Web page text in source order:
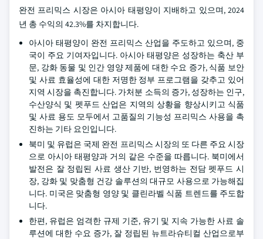
완전 프리믹스 시장은 아시아 태평양이 지배하고 있으며, 2024
년 총 수익의 42.3%를 차지합니다.
아시아 태평양이 완전 프리믹스 산업을 주도하고 있으며, 중
국이 주요 기여자입니다. 아시아 태평양은 성장하는 축산 부
문, 강화 동물 및 인간 영양 제품에 대한 수요 증가, 식품 보안
및 사료 효율성에 대한 저명한 정부 프로그램을 갖추고 있어
지역 시장을 촉진합니다. 가처분 소득의 증가, 성장하는 인구,
수산양식 및 펫푸드 산업은 지역의 상황을 향상시키고 식품
및 사료 용도 모두에서 고품질의 기능성 프리믹스 사용을 촉
진하는 기타 요인입니다.
북미 및 유럽은 국제 완전 프리믹스 시장의 또 다른 주요 시장
으로 아시아 태평양과 거의 같은 수준을 따릅니다. 북미에서
발전은 잘 정립된 사료 생산 기반, 번영하는 전담 펫푸드 시
장, 강화 및 맞춤형 건강 솔루션의 대규모 사용으로 가능해집
니다. 미국은 맞춤형 영양 및 클린라벨 식품 트렌드를 주도합
니다.
한편, 유럽은 엄격한 규제 기준, 유기 및 지속 가능한 사료 솔
루션에 대한 수요 증가, 잘 정립된 뉴트라슈티컬 산업으로부